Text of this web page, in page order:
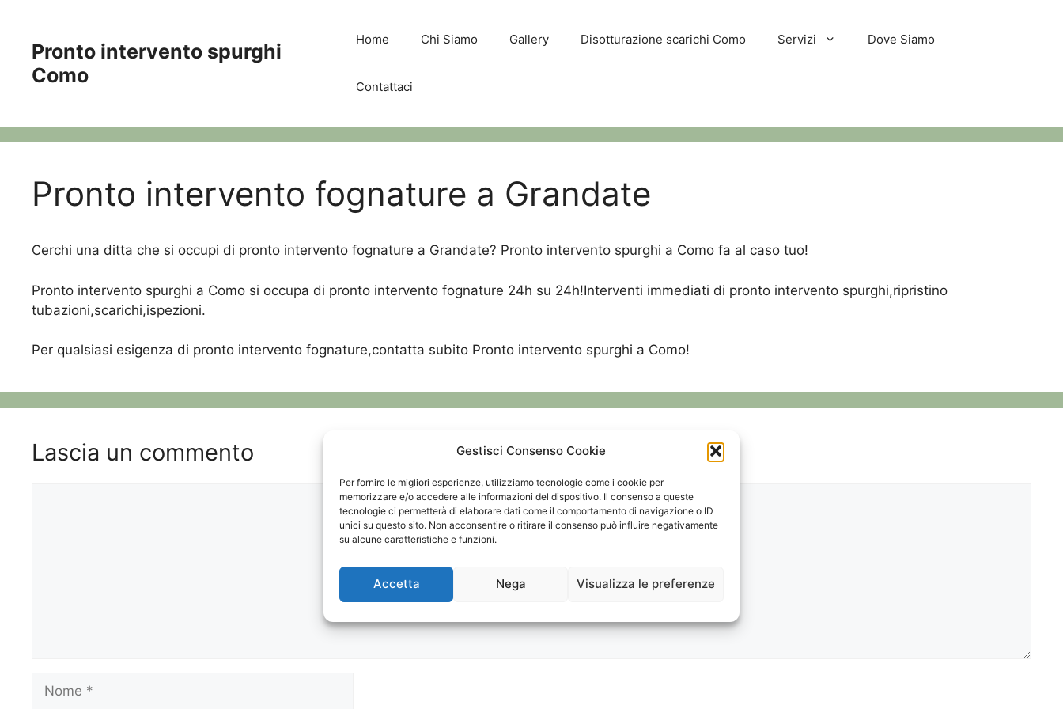
Gestisci Consenso Cookie
Per fornire le migliori esperienze, utilizziamo tecnologie come i cookie per
memorizzare e/o accedere alle informazioni del dispositivo. Il consenso a queste
tecnologie ci permetterà di elaborare dati come il comportamento di navigazione o ID
unici su questo sito. Non acconsentire o ritirare il consenso può influire negativamente
su alcune caratteristiche e funzioni.
Accetta Nega Visualizza le preferenze
contenutoPronto intervento spurghi
Como
Home Chi Siamo Gallery Disotturazione scarichi Como Servizi Dove Siamo
Contattaci
Pronto intervento fognature a Grandate
Cerchi una ditta che si occupi di pronto intervento fognature a Grandate? Pronto intervento spurghi a Como fa al caso tuo!
Pronto intervento spurghi a Como si occupa di pronto intervento fognature 24h su 24h!Interventi immediati di pronto intervento spurghi,ripristino
tubazioni,scarichi,ispezioni.
Per qualsiasi esigenza di pronto intervento fognature,contatta subito Pronto intervento spurghi a Como!
Lascia un commento
Nome